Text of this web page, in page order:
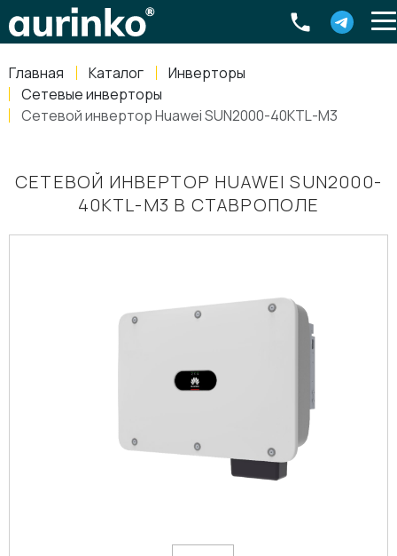
Главная Каталог
Инверторы
Сетевые инверторы
Сетевой инвертор Huawei SUN2000-40KTL-M3
СЕТЕВОЙ ИНВЕРТОР HUAWEI SUN2000-
40KTL-M3 В СТАВРОПОЛЕ
Россия, Свердловская область Екатеринбург ,
8-800-770-79-40